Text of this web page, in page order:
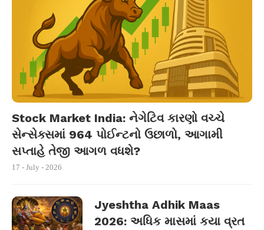
Stock Market India: નેગેટિવ કારણો વચ્ચે
સેન્સેક્સમાં 964 પોઈન્ટનો ઉછાળો, આગામી
સપ્તાહે તેજી આગળ વધશે?
17 - July - 2026
Jyeshtha Adhik Maas
2026: અધિક માસમાં કયા વ્રત